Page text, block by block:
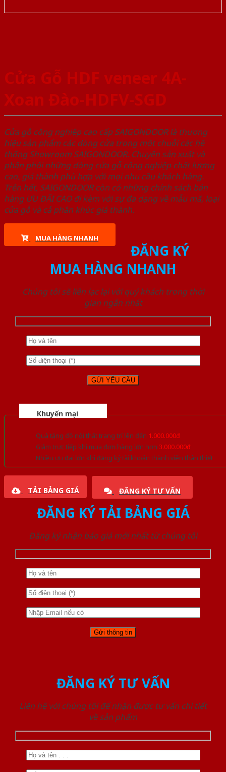
Cửa Gỗ HDF veneer 4A-
Xoan Đào-HDFV-SGD
Cửa gỗ công nghiệp cao cấp SAIGONDOOR là thương
hiệu sản phẩm các dòng cửa trong một chuỗi các hệ
thống Showroom SAIGONDOOR. Chuyên sản xuất và
phân phối những dòng cửa gỗ công nghiệp chất lượng
cao, giá thành phù hợp với mọi nhu cầu khách hàng.
Trên hết, SAIGONDOOR còn có những chính sách bán
hàng ƯU ĐÃI CAO đi kèm với sự đa dạng về mẫu mã, loại
cửa gỗ và cả phân khúc giá thành.
MUA HÀNG NHANH
ĐĂNG KÝ
MUA HÀNG NHANH
Chúng tôi sẽ liên lạc lại với quý khách trong thời
gian ngắn nhất
Khuyến mại
Quà tặng đồ nội thất trang trí lên đến 1.000.000đ
Giảm trực tiếp khi mua đơn hàng lớn hơn 3.000.000đ
Nhiều ưu đãi lớn khi đăng ký tài khoản thành viên thân thiết
TẢI BẢNG GIÁ ĐĂNG KÝ TƯ VẤN
ĐĂNG KÝ TẢI BẢNG GIÁ
Đăng ký nhận báo giá mới nhất từ chúng tôi
ĐĂNG KÝ TƯ VẤN
Liên hệ với chúng tôi để nhận được tư vấn chi tiết
về sản phẩm